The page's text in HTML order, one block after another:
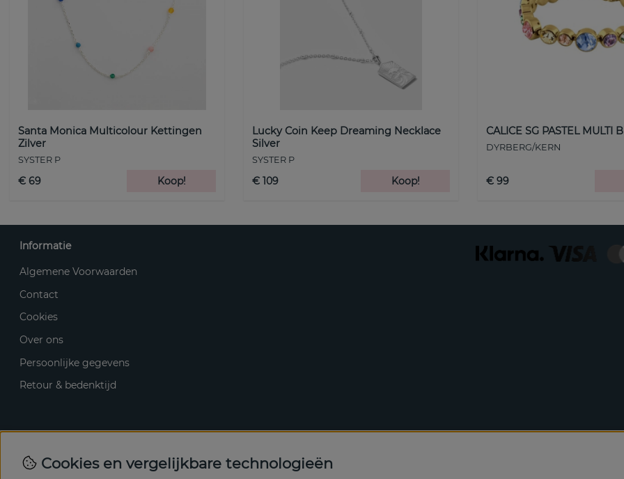
Santa Monica Multicolour Kettingen
Zilver
SYSTER P
€ 69 Koop!
Lucky Coin Keep Dreaming Necklace
Silver
SYSTER P
€ 109 Koop!
CALICE SG PASTEL MULTI
DYRBERG/KERN
€ 99
Informatie
Algemene Voorwaarden
Contact
Cookies
Over ons
Persoonlijke gegevens
Retour & bedenktijd
Cookies en vergelijkbare technologieën